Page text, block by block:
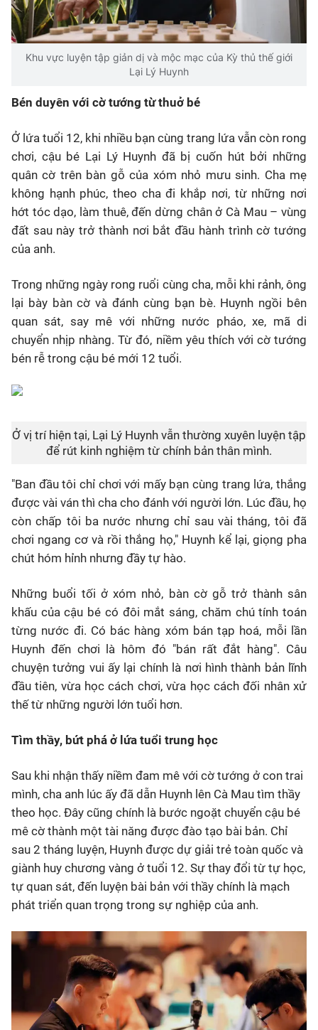
Khu vực luyện tập giản dị và mộc mạc của Kỳ thủ thế giới
Lại Lý Huynh
Bén duyên với cờ tướng từ thuở bé
Ở lứa tuổi 12, khi nhiều bạn cùng trang lứa vẫn còn rong
chơi, cậu bé Lại Lý Huynh đã bị cuốn hút bởi những
quân cờ trên bàn gỗ của xóm nhỏ mưu sinh. Cha mẹ
không hạnh phúc, theo cha đi khắp nơi, từ những nơi
hớt tóc dạo, làm thuê, đến dừng chân ở Cà Mau – vùng
đất sau này trở thành nơi bắt đầu hành trình cờ tướng
của anh.
Trong những ngày rong ruổi cùng cha, mỗi khi rảnh, ông
lại bày bàn cờ và đánh cùng bạn bè. Huynh ngồi bên
quan sát, say mê với những nước pháo, xe, mã di
chuyển nhịp nhàng. Từ đó, niềm yêu thích với cờ tướng
bén rễ trong cậu bé mới 12 tuổi.
Ở vị trí hiện tại, Lại Lý Huynh vẫn thường xuyên luyện tập
để rút kinh nghiệm từ chính bản thân mình.
"Ban đầu tôi chỉ chơi với mấy bạn cùng trang lứa, thắng
được vài ván thì cha cho đánh với người lớn. Lúc đầu, họ
còn chấp tôi ba nước nhưng chỉ sau vài tháng, tôi đã
chơi ngang cơ và rồi thắng họ," Huynh kể lại, giọng pha
chút hóm hỉnh nhưng đầy tự hào.
Những buổi tối ở xóm nhỏ, bàn cờ gỗ trở thành sân
khấu của cậu bé có đôi mắt sáng, chăm chú tính toán
từng nước đi. Có bác hàng xóm bán tạp hoá, mỗi lần
Huynh đến chơi là hôm đó "bán rất đắt hàng". Câu
chuyện tưởng vui ấy lại chính là nơi hình thành bản lĩnh
đầu tiên, vừa học cách chơi, vừa học cách đối nhân xử
thế từ những người lớn tuổi hơn.
Tìm thầy, bứt phá ở lứa tuổi trung học
Sau khi nhận thấy niềm đam mê với cờ tướng ở con trai
mình, cha anh lúc ấy đã dẫn Huynh lên Cà Mau tìm thầy
theo học. Đây cũng chính là bước ngoặt chuyển cậu bé
mê cờ thành một tài năng được đào tạo bài bản. Chỉ
sau 2 tháng luyện, Huynh được dự giải trẻ toàn quốc và
giành huy chương vàng ở tuổi 12. Sự thay đổi từ tự học,
tự quan sát, đến luyện bài bản với thầy chính là mạch
phát triển quan trọng trong sự nghiệp của anh.